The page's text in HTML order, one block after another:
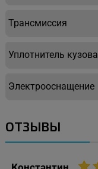
Трансмиссия
Уплотнитель кузова
Электрооснащение
ОТЗЫВЫ